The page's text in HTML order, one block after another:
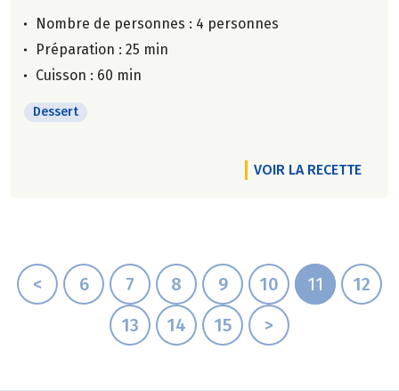
Nombre de personnes : 4 personnes
Préparation : 25 min
Cuisson : 60 min
Dessert
VOIR LA RECETTE
< 6 7 8 9 10 11
12
13
14 15 >